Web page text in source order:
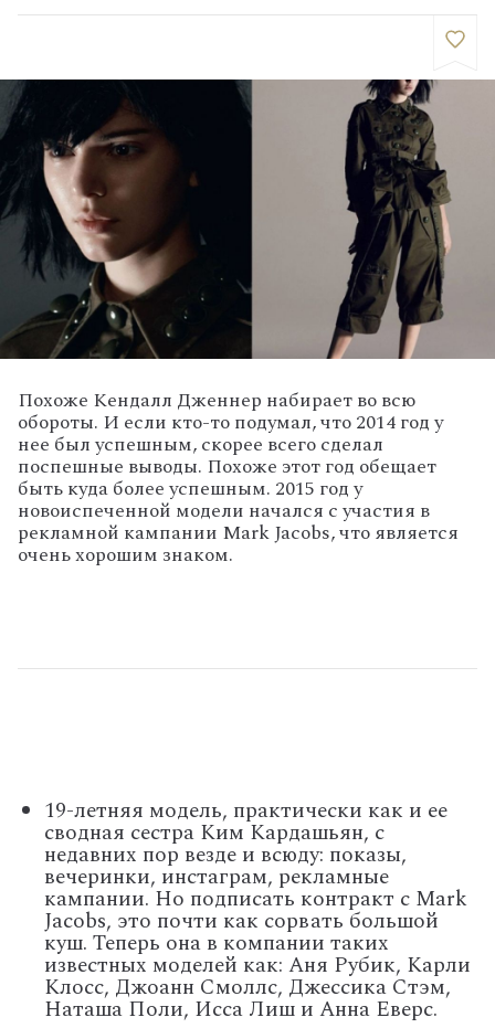
Похоже Кендалл Дженнер набирает во всю
обороты. И если кто-то подумал, что 2014 год у
нее был успешным, скорее всего сделал
поспешные выводы. Похоже этот год обещает
быть куда более успешным. 2015 год у
новоиспеченной модели начался с участия в
рекламной кампании Mark Jacobs, что является
очень хорошим знаком.
19-летняя модель, практически как и ее
сводная сестра Ким Кардашьян, с
недавних пор везде и всюду: показы,
вечеринки, инстаграм, рекламные
кампании. Но подписать контракт с Mark
Jacobs, это почти как сорвать большой
куш. Теперь она в компании таких
известных моделей как: Аня Рубик, Карли
Клосс, Джоанн Смоллс, Джессика Стэм,
Наташа Поли, Исса Лиш и Анна Еверс.